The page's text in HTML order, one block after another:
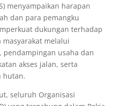
menyampaikan harapan
dan para pemangku
dukungan terhadap
masyarakat melalui
pendampingan usaha dan
akses jalan, serta
hutan.
seluruh Organisasi